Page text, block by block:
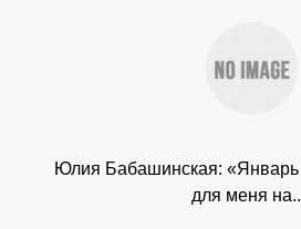
Юлия Бабашинская: «Январь
для меня